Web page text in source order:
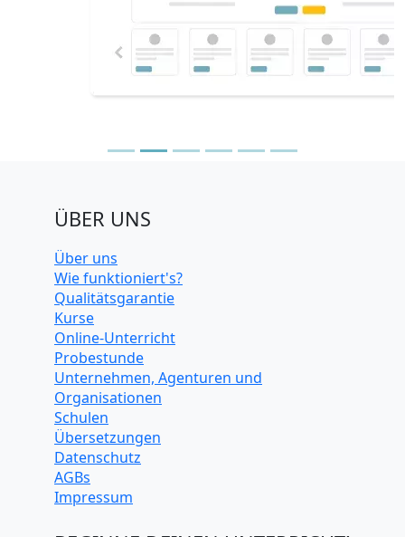
ÜBER UNS
Über uns
Wie funktioniert's?
Qualitätsgarantie
Kurse
Online-Unterricht
Probestunde
Unternehmen, Agenturen und
Organisationen
Schulen
Übersetzungen
Datenschutz
AGBs
Impressum